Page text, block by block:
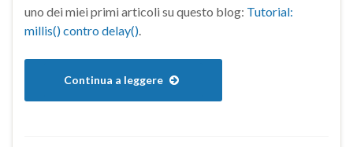
uno dei miei primi articoli su questo blog: Tutorial:
millis() contro delay().
Continua a leggere